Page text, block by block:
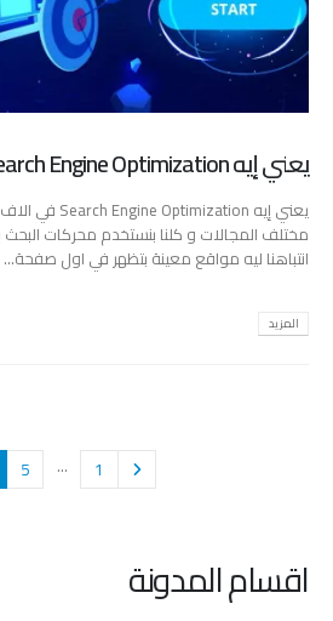
يعني إيه Search Engine Optimization
يعني إيه Search Engine Optimization في الاف المواقع علي
مختلف المجالات و كلنا بنستخدم محركات
انتباهنا ليه مواقع معينة بتظهر في اول صفحة...
المزيد
1
…
5
اقسام المدونة